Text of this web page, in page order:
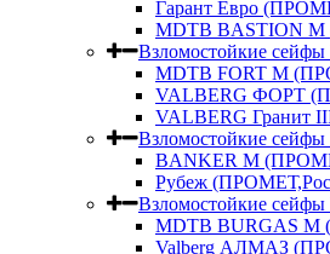
Гарант Евро
MDTB BASTION
Взломостойкие сейфы
MDTB FORT M
VALBERG ФОРТ
VALBERG Гранит
Взломостойкие сейфы
BANKER M
Рубеж
Взломостойкие сейфы
MDTB BURGAS M
Valberg АЛМАЗ